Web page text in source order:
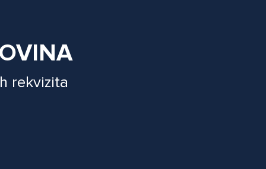
rekvizita